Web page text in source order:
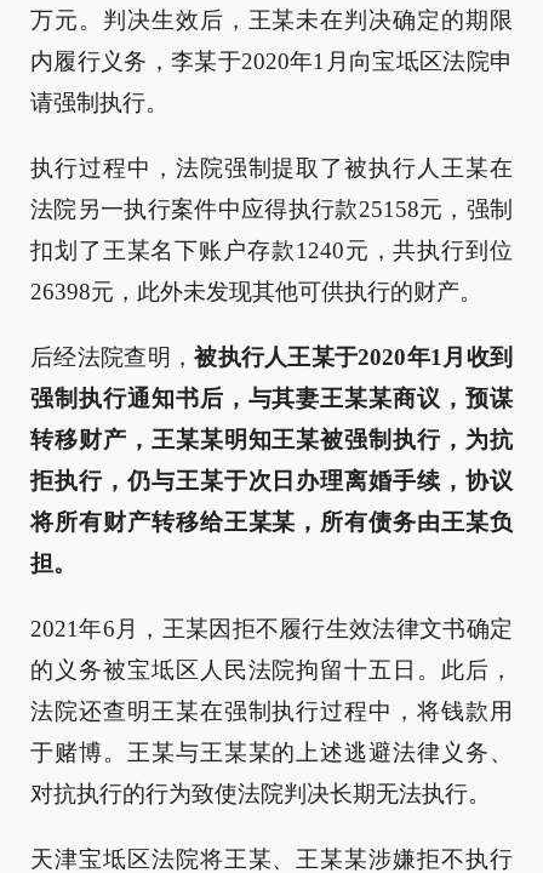
万元。判决生效后，王某未在判决确定的期限
内履行义务，李某于2020年1月向宝坻区法院申
请强制执行。
执行过程中，法院强制提取了被执行人王某在
法院另一执行案件中应得执行款25158元，强制
扣划了王某名下账户存款1240元，共执行到位
26398元，此外未发现其他可供执行的财产。
后经法院查明，被执行人王某于2020年1月收到
强制执行通知书后，与其妻王某某商议，预谋
转移财产，王某某明知王某被强制执行，为抗
拒执行，仍与王某于次日办理离婚手续，协议
将所有财产转移给王某某，所有债务由王某负
担。
2021年6月，王某因拒不履行生效法律文书确定
的义务被宝坻区人民法院拘留十五日。此后，
法院还查明王某在强制执行过程中，将钱款用
于赌博。王某与王某某的上述逃避法律义务、
对抗执行的行为致使法院判决长期无法执行。
天津宝坻区法院将王某、王某某涉嫌拒不执行